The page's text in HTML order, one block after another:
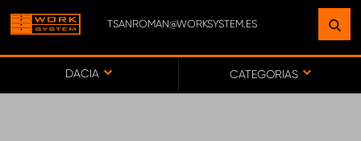
TSANROMAN@WORKSYSTEM.ES
DACIA CATEGORIAS
ENCUENTRE UNA INSTALACIÓN
CERCA DE USTED